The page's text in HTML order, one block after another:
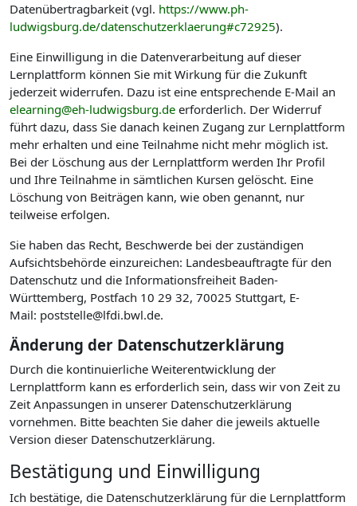
Datenübertragbarkeit (vgl. https://www.ph-
ludwigsburg.de/datenschutzerklaerung#c72925).
Eine Einwilligung in die Datenverarbeitung auf dieser
Lernplattform können Sie mit Wirkung für die Zukunft
jederzeit widerrufen. Dazu ist eine entsprechende E-Mail an
elearning@eh-ludwigsburg.de erforderlich. Der Widerruf
führt dazu, dass Sie danach keinen Zugang zur Lernplattform
mehr erhalten und eine Teilnahme nicht mehr möglich ist.
Bei der Löschung aus der Lernplattform werden Ihr Profil
und Ihre Teilnahme in sämtlichen Kursen gelöscht. Eine
Löschung von Beiträgen kann, wie oben genannt, nur
teilweise erfolgen.
Sie haben das Recht, Beschwerde bei der zuständigen
Aufsichtsbehörde einzureichen: Landesbeauftragte für den
Datenschutz und die Informationsfreiheit Baden-
Württemberg, Postfach 10 29 32, 70025 Stuttgart, E-
Mail: poststelle@lfdi.bwl.de.
Änderung der Datenschutzerklärung
Durch die kontinuierliche Weiterentwicklung der
Lernplattform kann es erforderlich sein, dass wir von Zeit zu
Zeit Anpassungen in unserer Datenschutzerklärung
vornehmen. Bitte beachten Sie daher die jeweils aktuelle
Version dieser Datenschutzerklärung.
Bestätigung und Einwilligung
Ich bestätige, die Datenschutzerklärung für die Lernplattform